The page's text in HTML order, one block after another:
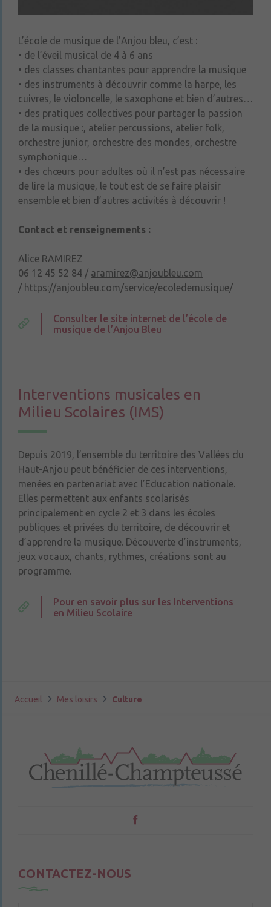
L’école de musique de l’Anjou bleu, c’est :
• de l’éveil musical de 4 à 6 ans
• des classes chantantes pour apprendre la musique
• des instruments à découvrir comme la harpe, les
cuivres, le violoncelle, le saxophone et bien d’autres…
• des pratiques collectives pour partager la passion
de la musique :, atelier percussions, atelier folk,
orchestre junior, orchestre des mondes, orchestre
symphonique…
• des chœurs pour adultes où il n’est pas nécessaire
de lire la musique, le tout est de se faire plaisir
ensemble et bien d’autres activités à découvrir !
Contact et renseignements :
Alice RAMIREZ
06 12 45 52 84 / aramirez@anjoubleu.com
/ https://anjoubleu.com/service/ecoledemusique/
Consulter le site internet de l’école de
musique de l’Anjou Bleu
Interventions musicales en
Milieu Scolaires (IMS)
Depuis 2019, l’ensemble du territoire des Vallées du
Haut-Anjou peut bénéficier de ces interventions,
menées en partenariat avec l’Education nationale.
Elles permettent aux enfants scolarisés
principalement en cycle 2 et 3 dans les écoles
publiques et privées du territoire, de découvrir et
d’apprendre la musique. Découverte d’instruments,
jeux vocaux, chants, rythmes, créations sont au
programme.
Pour en savoir plus sur les Interventions
en Milieu Scolaire
Accueil Mes loisirs Culture
CONTACTEZ-NOUS